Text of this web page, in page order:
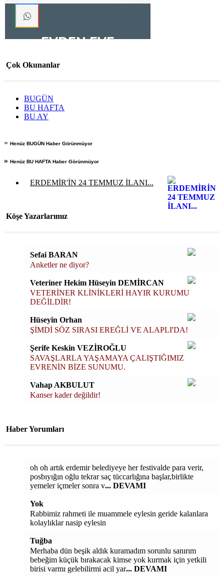
Çok Okunanlar
BUGÜN
BU HAFTA
BU AY
» Henüz BUGÜN Haber Görünmüyor
» Henüz BU HAFTA Haber Görünmüyor
ERDEMİR'İN 24 TEMMUZ İLANI...
Köşe Yazarlarımız
Sefai BARAN
Anketler ne diyor?
Veteriner Hekim Hüseyin DEMİRCAN
VETERİNER KLİNİKLERİ HAYIR KURUMU
DEĞİLDİR!
Hüseyin Orhan
ŞİMDİ SÖZ SIRASI EREĞLİ VE ALAPLI'DA!
Şerife Keskin VEZİROĞLU
SAVAŞLARLA YAŞAMAYA ÇALIŞTIĞIMIZ
EVRENİN BİZE SUNUMU.
Vahap AKBULUT
Kanser kader değildir!
Haber Yorumları
oh oh artık erdemir belediyeye her festivalde para verir,
posbıyığın oğlu tekrar saç tüccarlığına başlar,birlikte
yemeler içmeler sonra v... DEVAMI
Yok
Rabbimiz rahmeti ile muammele eylesin geride kalanlara
kolaylıklar nasip eylesin
Tuğba
Merhaba dün beşik aldık kuramadım sorunlu sanırım
bebeğim küçük bırakacak kimse yok kurmak için yetkili
birisi varmı gelebilirmi acil yar... DEVAMI